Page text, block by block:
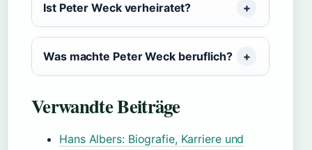
Ist Peter Weck verheiratet?
Was machte Peter Weck beruflich?
Verwandte Beiträge
Hans Albers: Biografie, Karriere und